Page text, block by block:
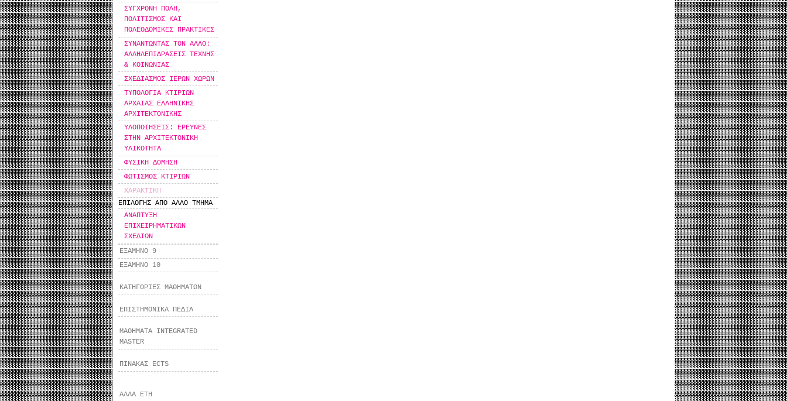
ΣΥΓΧΡΟΝΗ ΠΟΛΗ,
ΠΟΛΙΤΙΣΜΟΣ ΚΑΙ
ΠΟΛΕΟΔΟΜΙΚΕΣ ΠΡΑΚΤΙΚΕΣ
ΣΥΝΑΝΤΩΝΤΑΣ ΤΟΝ ΑΛΛΟ:
ΑΛΛΗΛΕΠΙΔΡΑΣΕΙΣ ΤΕΧΝΗΣ
& ΚΟΙΝΩΝΙΑΣ
ΣΧΕΔΙΑΣΜΟΣ ΙΕΡΩΝ ΧΩΡΩΝ
ΤΥΠΟΛΟΓΙΑ ΚΤΙΡΙΩΝ
ΑΡΧΑΙΑΣ ΕΛΛΗΝΙΚΗΣ
ΑΡΧΙΤΕΚΤΟΝΙΚΗΣ
ΥΛΟΠΟΙΗΣΕΙΣ: ΕΡΕΥΝΕΣ
ΣΤΗΝ ΑΡΧΙΤΕΚΤΟΝΙΚΗ
ΥΛΙΚΟΤΗΤΑ
ΦΥΣΙΚΗ ΔΟΜΗΣΗ
ΦΩΤΙΣΜΟΣ ΚΤΙΡΙΩΝ
ΧΑΡΑΚΤΙΚΗ
ΕΠΙΛΟΓΗΣ ΑΠΟ ΑΛΛΟ ΤΜΗΜΑ
ΑΝΑΠΤΥΞΗ
ΕΠΙΧΕΙΡΗΜΑΤΙΚΩΝ
ΣΧΕΔΙΩΝ
ΕΞΑΜΗΝΟ 9
ΕΞΑΜΗΝΟ 10
ΚΑΤΗΓΟΡΙΕΣ ΜΑΘΗΜΑΤΩΝ
ΕΠΙΣΤΗΜΟΝΙΚΑ ΠΕΔΙΑ
ΜΑΘΗΜΑΤΑ INTEGRATED
MASTER
ΠΙΝΑΚΑΣ ECTS
ΑΛΛΑ ΕΤΗ